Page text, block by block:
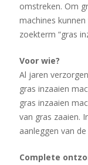
omstreken. Om
machines
zoekterm “gras
Voor wie?
Al jaren
gras inzaaien
gras inzaaien
van gras zaaien.
aanleggen van
Complete